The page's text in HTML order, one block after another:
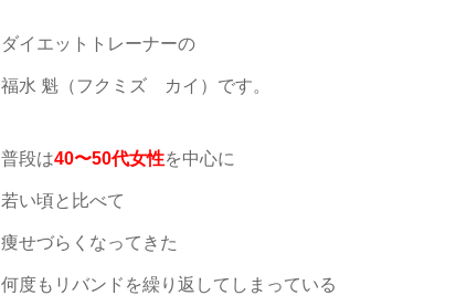
ダイエットトレーナーの
福水 魁（フクミズ カイ）です。
普段は40〜50代女性を中心に
若い頃と比べて
痩せづらくなってきた
何度もリバンドを繰り返してしまっている